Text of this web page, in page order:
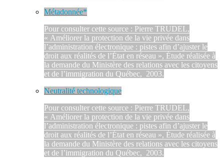
Métadonnée*
Pour consulter cette source : Pierre TRUDEL,
« Améliorer la protection de la vie privée dans
l’administration électronique : pistes afin d’ajuster le
droit aux réalités de l’État en réseau », Étude réalisée à
la demande du Ministère des relations avec les citoyens
et de l’immigration du Québec, 2003.
Neutralité technologique
Pour consulter cette source : Pierre TRUDEL,
« Améliorer la protection de la vie privée dans
l’administration électronique : pistes afin d’ajuster le
droit aux réalités de l’État en réseau », Étude réalisée à
la demande du Ministère des relations avec les citoyens
et de l’immigration du Québec, 2003.